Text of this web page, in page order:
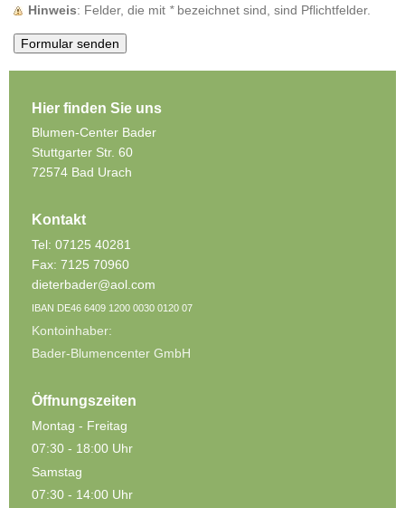
Hinweis : Felder, die mit *bezeichnet sind, sind Pflichtfelder.
Hier finden Sie uns
Blumen-Center Bader
Stuttgarter Str. 60
72574 Bad Urach
Kontakt
Tel: 07125 40281
Fax: 7125 70960
dieterbader@aol.com
IBAN DE46 6409 1200 0030 0120 07
Kontoinhaber:
Bader-Blumencenter GmbH
Öffnungszeiten
Montag - Freitag
07:30 - 18:00 Uhr
Samstag
07:30 - 14:00 Uhr